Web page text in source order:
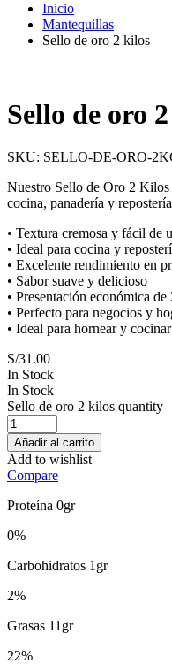
Inicio
Mantequillas
Sello de oro 2 kilos
Sello de oro
SKU: SELLO-DE-ORO-
Nuestro Sello de Oro 2 Kilos
cocina, panadería y
• Textura cremosa y fácil de
• Ideal para cocina y
• Excelente rendimiento en
• Sabor suave y delicioso
• Presentación económica
• Perfecto para negocios y
• Ideal para hornear y cocinar
S/31.00
In Stock
In Stock
Sello de oro 2 kilos quantity
Añadir al carrito
Add to wishlist
Compare
Proteína 0gr
0%
Carbohidratos 1gr
2%
Grasas 11gr
22%